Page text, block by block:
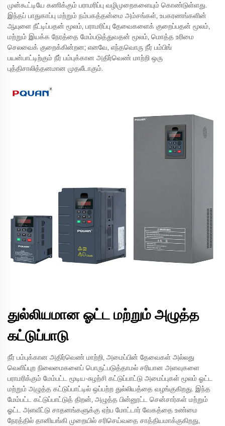
முன்கூட்டியே கணிக்கும் பராமரிப்பு வழிமுறைகளையும் கொண்டுள்ளது.
இந்தப் பாதுகாப்பு மற்றும் நம்பகத்தன்மை அம்சங்கள், உபகரணங்களின்
ஆயுளை நீட்டிப்பதன் மூலம், பராமரிப்பு தேவைகளைக் குறைப்பதன் மூலம்,
மற்றும் இயக்க நேரத்தை மேம்படுத்துவதன் மூலம், மொத்த உரிமை
செலவைக் குறைக்கின்றன; எனவே, எந்தவொரு நீர் பம்பிங்
பயன்பாட்டிற்கும் நீர் பம்புக்கான அதிர்வெண் மாற்றி ஒரு
புத்திசாலித்தனமான முதலீடாகும்.
துல்லியமான ஓட்ட மற்றும் அழுத்த
கட்டுப்பாடு
நீர் பம்புக்கான அதிர்வெண் மாற்றி, அமைப்பின் தேவைகள் அல்லது
வெளிப்புற நிலைமைகளைப் பொருட்படுத்தாமல் சரியான அளவுகளை
பராமரிக்கும் மேம்பட்ட மூடிய-சுழற்சி கட்டுப்பாட்டு அமைப்புகள் மூலம் ஓட்ட
மற்றும் அழுத்த கட்டுப்பாட்டில் ஒப்பற்ற துல்லியத்தை வழங்குகிறது. இந்த
மேம்பட்ட கட்டுப்பாட்டுத் திறன், அழுத்த பின்னூட்ட சென்சார்கள் மற்றும்
ஓட்ட அளவீட்டு சாதனங்களுக்கு ஏற்ப மோட்டார் வேகத்தை உண்மை
நேரத்தில் தானியங்கி முறையில் சரிசெய்வதை சாத்தியமாக்குகிறது,